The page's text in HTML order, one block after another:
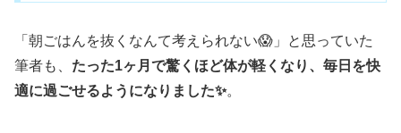
「朝ごはんを抜くなんて考えられない😱」と思っていた
筆者も、 たった1ヶ月で驚くほど体が軽くなり、毎日を快
適に過ごせるようになりました✨。